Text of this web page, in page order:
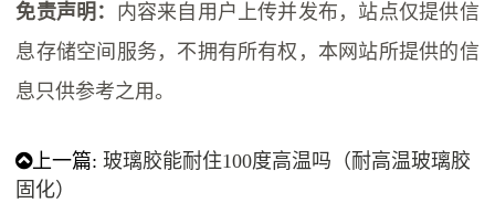
免责声明： 内容来自用户上传并发布，站点仅提供信
息存储空间服务，不拥有所有权，本网站所提供的信
息只供参考之用。
上一篇:玻璃胶能耐住100度高温吗（耐高温玻璃胶
固化）